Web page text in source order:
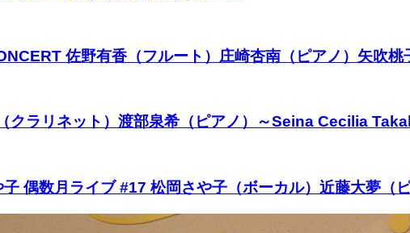
佐野有香（フルート）庄崎杏南（ピアノ）矢吹桃
クラリネット）渡部泉希（ピアノ）～Seina Cecilia
偶数⽉ライブ #17 松岡さや子（ボーカル）近藤大夢（ピ